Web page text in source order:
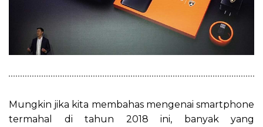
Mungkin jika kita membahas mengenai smartphone
termahal di tahun 2018 ini, banyak yang